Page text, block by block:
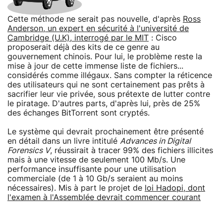
Cette méthode ne serait pas nouvelle, d'après Ross
Anderson, un expert en sécurité à l'université de
Cambridge (U.K), interrogé par le MIT : Cisco
proposerait déjà des kits de ce genre au
gouvernement chinois. Pour lui, le problème reste la
mise à jour de cette immense liste de fichiers...
considérés comme illégaux. Sans compter la réticence
des utilisateurs qui ne sont certainement pas prêts à
sacrifier leur vie privée, sous prétexte de lutter contre
le piratage. D'autres parts, d'après lui, près de 25%
des échanges BitTorrent sont cryptés.
Le système qui devrait prochainement être présenté
en détail dans un livre intitulé Advances in Digital
Forensics V, réussirait à tracer 99% des fichiers illicites
mais à une vitesse de seulement 100 Mb/s. Une
performance insuffisante pour une utilisation
commerciale (de 1 à 10 Gb/s seraient au moins
nécessaires). Mis à part le projet de loi Hadopi, dont
l'examen à l'Assemblée devrait commencer courant